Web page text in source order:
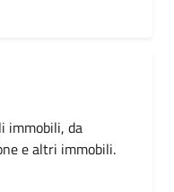
immobili, da
e altri immobili.